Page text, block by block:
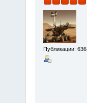
Публикации: 636